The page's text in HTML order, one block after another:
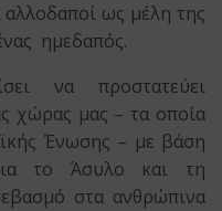
ως μέλη της
ημεδαπός.
να προστατεύει
χώρας μας – τα οποία
Ένωσης – με βάση
το Άσυλο και τη
στα ανθρώπινα